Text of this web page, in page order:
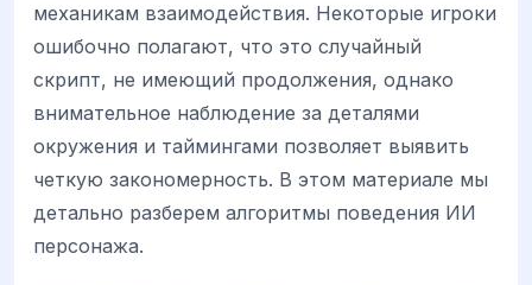
механикам взаимодействия. Некоторые игроки
ошибочно полагают, что это случайный
скрипт, не имеющий продолжения, однако
внимательное наблюдение за деталями
окружения и таймингами позволяет выявить
четкую закономерность. В этом материале мы
детально разберем алгоритмы поведения ИИ
персонажа.